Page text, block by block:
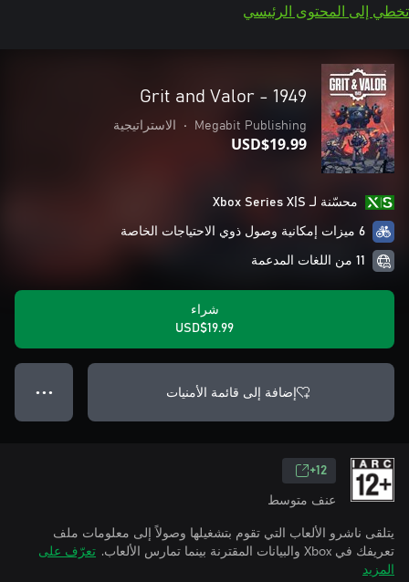
تخطي إلى المحتوى الرئيسي
Grit and Valor - 1949
Megabit Publishing
• الاستراتيجية
USD$19.99
محسّنة لـ Xbox Series X|S
6 ميزات إمكانية وصول ذوي الاحتياجات الخاصة
11 من اللغات المدعمة
شراء
USD$19.99
إضافة إلى قائمة الأمنيات ● ● ●
12+
عنف متوسط
يتلقى ناشرو الألعاب التي تقوم بتشغيلها وصولاً إلى معلومات ملف
تعريفك في Xbox والبيانات المقترنة بينما تمارس الألعاب.
تعرّف على
المزيد